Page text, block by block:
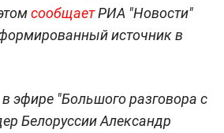
сообщаетРИА "Новости"
источник в
эфире "Большого разговора с
Белоруссии Александр